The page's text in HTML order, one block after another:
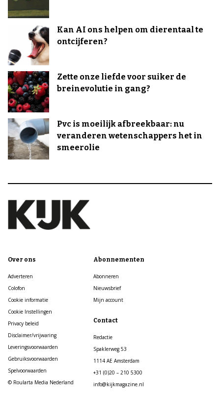
Kan AI ons helpen om dierentaal te
ontcijferen?
Zette onze liefde voor suiker de
breinevolutie in gang?
Pvc is moeilijk afbreekbaar: nu
veranderen wetenschappers het in
smeerolie
Over ons
Adverteren
Colofon
Cookie informatie
Cookie Instellingen
Privacy beleid
Disclaimer/vrijwaring
Leveringsvoorwaarden
Gebruiksvoorwaarden
Spelvoorwaarden
© Roularta Media Nederland
Abonnementen
Abonneren
Nieuwsbrief
Mijn account
Contact
Redactie
Spaklerweg 53
1114 AE Amsterdam
+31 (0)20 – 210 5300
info@kijkmagazine.nl